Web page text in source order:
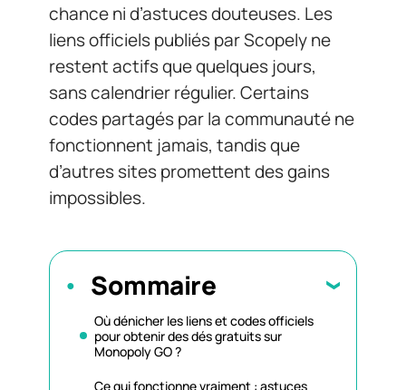
chance ni d’astuces douteuses. Les
liens officiels publiés par Scopely ne
restent actifs que quelques jours,
sans calendrier régulier. Certains
codes partagés par la communauté ne
fonctionnent jamais, tandis que
d’autres sites promettent des gains
impossibles.
Sommaire
Où dénicher les liens et codes officiels
pour obtenir des dés gratuits sur
Monopoly GO ?
Ce qui fonctionne vraiment : astuces